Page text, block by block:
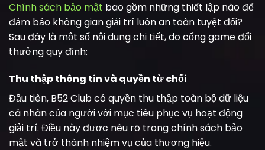
Chính sách bảo mật bao gồm những thiết lập nào để
đảm bảo không gian giải trí luôn an toàn tuyệt đối?
Sau đây là một số nội dung chi tiết, do cổng game đổi
thưởng quy định:
Thu thập thông tin và quyền từ chối
Đầu tiên, B52 Club có quyền thu thập toàn bộ dữ liệu
cá nhân của người với mục tiêu phục vụ hoạt động
giải trí. Điều này được nêu rõ trong chính sách bảo
mật và trở thành nhiệm vụ của thương hiệu.